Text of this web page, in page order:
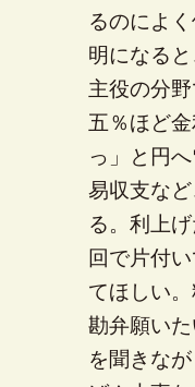
るのによ
明になる
主役の分
五％ほど
っ」と円
易収支な
る。利上
回で片付
てほしい
勘弁願い
を聞きな